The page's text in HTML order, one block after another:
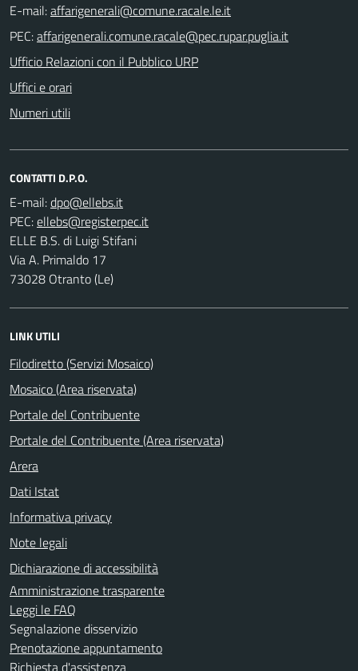
E-mail:
PEC:
Ufficio Relazioni con il Pubblico URP
Uffici e orari
Numeri utili
CONTATTI D.P.O.
E-mail:
PEC:
ELLE B.S. di Luigi Stifani
Via A. Primaldo 17
73028 Otranto (Le)
LINK UTILI
Filodiretto (Servizi Mosaico)
Mosaico (Area riservata)
Portale del Contribuente
Portale del Contribuente (Area riservata)
Arera
Dati Istat
Informativa privacy
Note legali
Dichiarazione di accessibilità
Amministrazione trasparente
Leggi le FAQ
Segnalazione disservizio
Prenotazione appuntamento